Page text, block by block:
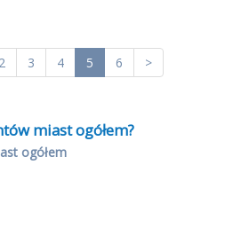
2 3 4 5 6 >
miast ogółem?
ogółem